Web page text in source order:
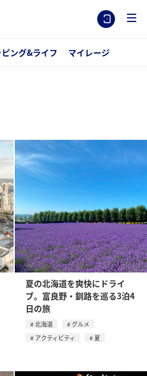
ング&ライフ マイレージ
夏の北海道を爽快にドライ
ブ。富良野・釧路を巡る3泊4
日の旅
北海道
グルメ
アクティビティ
夏